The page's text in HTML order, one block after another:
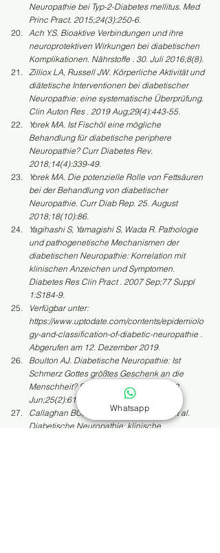
Neuropathie bei Typ-2-Diabetes mellitus. Med
Princ Pract. 2015;24(3):250-6.
Ach Y.S. Bioaktive Verbindungen und ihre
neuroprotektiven Wirkungen bei diabetischen
Komplikationen. Nährstoffe . 30. Juli 2016;8(8).
Zilliox LA, Russell JW. Körperliche Aktivität und
diätetische Interventionen bei diabetischer
Neuropathie: eine systematische Überprüfung.
Clin Auton Res . 2019 Aug;29(4):443-55.
Yorek MA. Ist Fischöl eine mögliche
Behandlung für diabetische periphere
Neuropathie? Curr Diabetes Rev.
2018;14(4):339-49.
Yorek MA. Die potenzielle Rolle von Fettsäuren
bei der Behandlung von diabetischer
Neuropathie. Curr Diab Rep. 25. August
2018;18(10):86.
Yagihashi S, Yamagishi S, Wada R. Pathologie
und pathogenetische Mechanismen der
diabetischen Neuropathie: Korrelation mit
klinischen Anzeichen und Symptomen.
Diabetes Res Clin Pract . 2007 Sep;77 Suppl
1:S184-9.
Verfügbar unter:
https://www.uptodate.com/contents/epidemiolo
gy-and-classification-of-diabetic-neuropathie .
Abgerufen am 12. Dezember 2019.
Boulton AJ. Diabetische Neuropathie: Ist
Schmerz Gottes größtes Geschenk an die
Menschheit? Semin Vasc Chirurg . 2012
Jun;25(2):61-5.
Callaghan BC, Cheng HT, Stables CL, et al.
Diabetische Neuropathie: klinische
Whatsapp